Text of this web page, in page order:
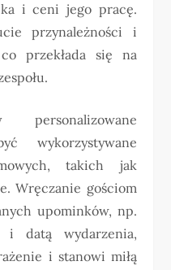
i ceni jego pracę.
przynależności i
przekłada się na
personalizowane
wykorzystywane
takich jak
Wręczanie gościom
upominków, np.
datą wydarzenia,
i stanowi miłą